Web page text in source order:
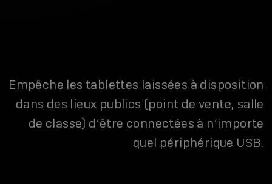
Empêche les tablettes laissées à disposition
dans des lieux publics (point de vente, salle
de classe) d‘être connectées à n‘importe
quel périphérique USB.